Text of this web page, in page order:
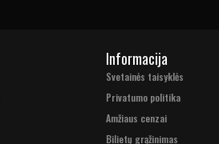
Informacija
Svetainės taisyklės
Privatumo politika
Amžiaus cenzai
Bilietų grąžinimas